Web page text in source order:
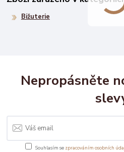
Bižuterie
Nepropásněte
Souhlasím se zpracováním osobních